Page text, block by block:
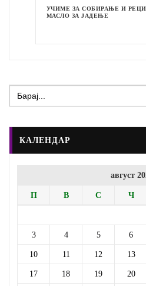
УЧИМЕ ЗА СОБИРАЊЕ И
МАСЛО ЗА ЈАДЕЊЕ
Search
for:
КАЛЕНДАР
август
П В С Ч
3 4 5 6
10 11 12 13
17 18 19 20